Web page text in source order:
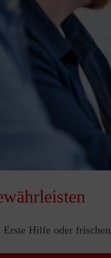
Erste Hilfe oder